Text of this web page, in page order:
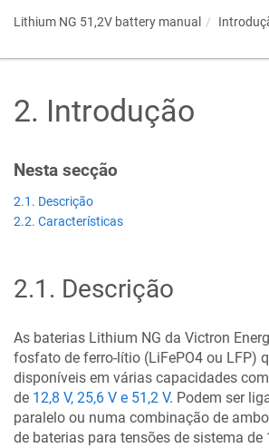
Lithium NG 51,2V battery manual
2. Introdução
Nesta secção
2.1. Descrição
2.2. Características
2.1 . Descrição
As baterias Lithium NG da Victron
fosfato de ferro-lítio (LiFePO4 ou LFP)
disponíveis em várias capacidades
de 12,8 V, 25,6 V e 51,2 V. Podem ser
paralelo ou numa combinação de
de baterias para tensões de sistema de